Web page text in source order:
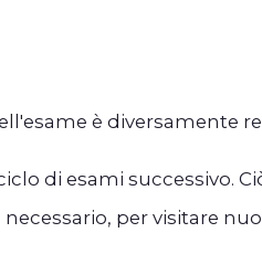
è diversamente
di esami successivo.
per visitare